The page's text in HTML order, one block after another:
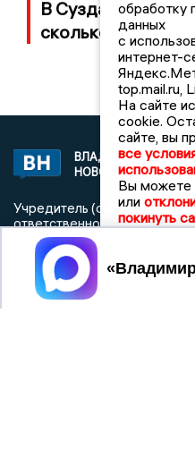
В Суздале
сколько
ВЛАДИМИРСКИЕ
НОВОСТИ
2017
Учредитель
ответственностью
1107154017354)
Главный редактор: Мазов С.
Телефон редакции:
обработку
данных
с
интернет-
top.mail.ru,
На сайте
cookie.
сайте, вы
все
Вы можете
или
покинуть